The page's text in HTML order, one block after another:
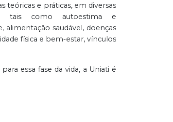
teóricas e práticas, em diversas
tais como autoestima e
alimentação saudável, doenças
física e bem-estar, vínculos
essa fase da vida, a Uniati é